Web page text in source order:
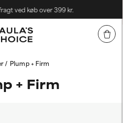
ved køb over 399 kr.
Plump + Firm
+ Firm